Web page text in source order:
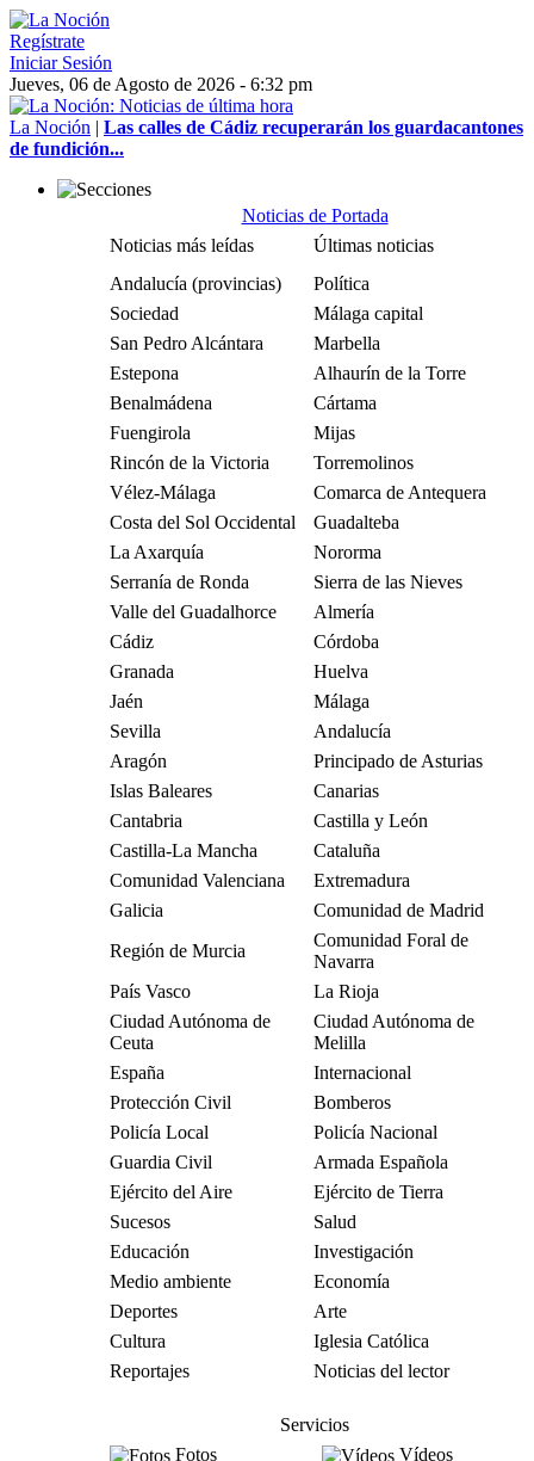
Regístrate
Iniciar Sesión
Jueves, 06 de Agosto de 2026 - 6:32 pm
La Noción | Las calles de Cádiz recuperarán los guardacantones
de fundición...
Noticias de Portada
Noticias más leídas
Últimas noticias
Andalucía (provincias)
Política
Sociedad
Málaga capital
San Pedro Alcántara
Marbella
Estepona
Alhaurín de la Torre
Benalmádena
Cártama
Fuengirola
Mijas
Rincón de la Victoria
Torremolinos
Vélez-Málaga
Comarca de Antequera
Costa del Sol Occidental
Guadalteba
La Axarquía
Nororma
Serranía de Ronda
Sierra de las Nieves
Valle del Guadalhorce
Almería
Cádiz
Córdoba
Granada
Huelva
Jaén
Málaga
Sevilla
Andalucía
Aragón
Principado de Asturias
Islas Baleares
Canarias
Cantabria
Castilla y León
Castilla-La Mancha
Cataluña
Comunidad Valenciana
Extremadura
Galicia
Comunidad de Madrid
Región de Murcia
Comunidad Foral de
Navarra
País Vasco
La Rioja
Ciudad Autónoma de
Ceuta
Ciudad Autónoma de
Melilla
España
Internacional
Protección Civil
Bomberos
Policía Local
Policía Nacional
Guardia Civil
Armada Española
Ejército del Aire
Ejército de Tierra
Sucesos
Salud
Educación
Investigación
Medio ambiente
Economía
Deportes
Arte
Cultura
Iglesia Católica
Reportajes
Noticias del lector
Servicios
Fotos
Vídeos